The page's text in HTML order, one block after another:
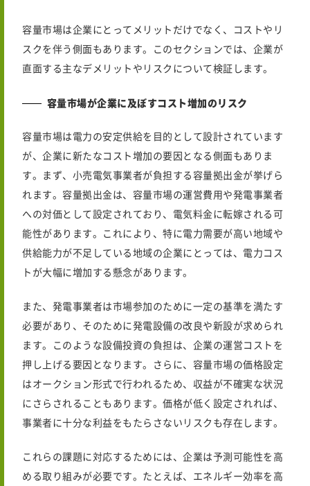
容量市場は企業にとってメリットだけでなく、コストやリ
スクを伴う側面もあります。このセクションでは、企業が
直面する主なデメリットやリスクについて検証します。
容量市場が企業に及ぼすコスト増加のリスク
容量市場は電力の安定供給を目的として設計されています
が、企業に新たなコスト増加の要因となる側面もありま
す。まず、小売電気事業者が負担する容量拠出金が挙げら
れます。容量拠出金は、容量市場の運営費用や発電事業者
への対価として設定されており、電気料金に転嫁される可
能性があります。これにより、特に電力需要が高い地域や
供給能力が不足している地域の企業にとっては、電力コス
トが大幅に増加する懸念があります。
また、発電事業者は市場参加のために一定の基準を満たす
必要があり、そのために発電設備の改良や新設が求められ
ます。このような設備投資の負担は、企業の運営コストを
押し上げる要因となります。さらに、容量市場の価格設定
はオークション形式で行われるため、収益が不確実な状況
にさらされることもあります。価格が低く設定されれば、
事業者に十分な利益をもたらさないリスクも存在します。
これらの課題に対応するためには、企業は予測可能性を高
める取り組みが必要です。たとえば、エネルギー効率を高